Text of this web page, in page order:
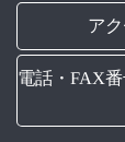
ア
電話・FAX